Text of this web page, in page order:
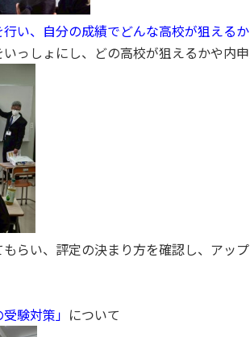
い、自分の成績でどんな高校が狙える
っしょにし、どの高校が狙えるかや内
らい、評定の決まり方を確認し、アッ
験対策」 について